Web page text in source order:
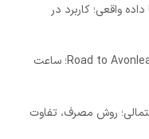
واقعی؛ کاربرد در
سریال قصه‌های جزیره؛ داستان و بازیگران Road to Avonlea؛ ساعت
روش مصرف، تفاوت